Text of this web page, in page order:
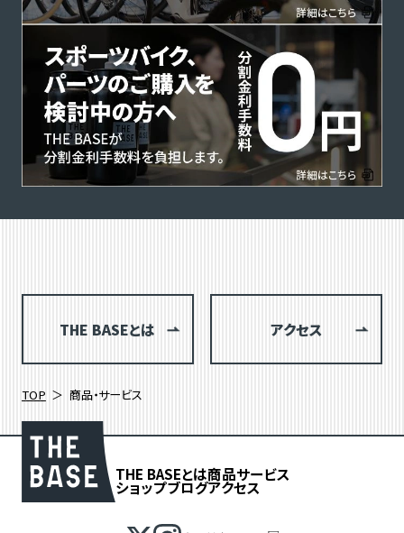
THE BASEとは アクセス
TOP 商品・サービス
THE BASEとは商品サービス
ショップブログアクセス